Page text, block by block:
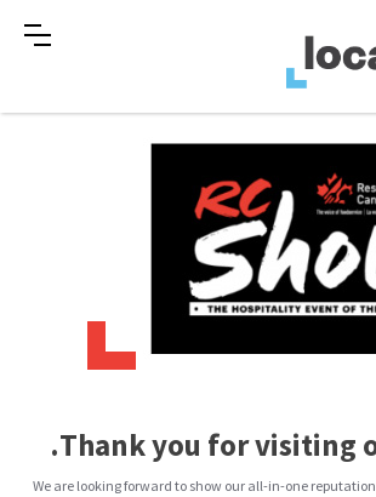
Thank you for visiting
We are looking forward to show our all-in-one